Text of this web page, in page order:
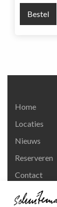
Bestel
Home
Locaties
Nieuws
Reserveren
Contact
Privacy en